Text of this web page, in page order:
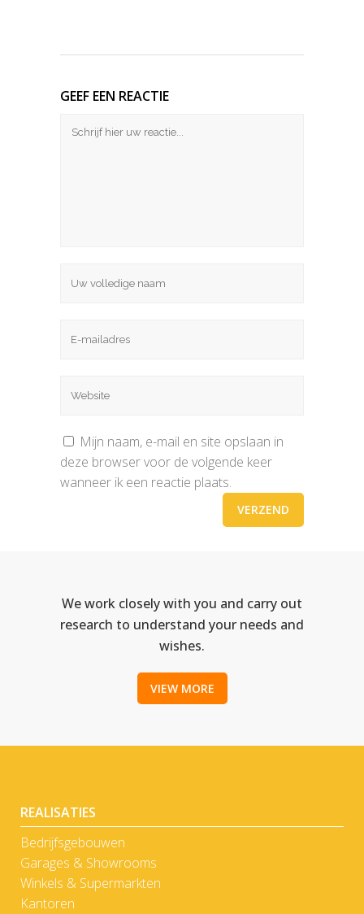
GEEF EEN REACTIE
Mijn naam, e-mail en site opslaan in
deze browser voor de volgende keer
wanneer ik een reactie plaats.
We work closely with you and carry out
research to understand your needs and
wishes.
VIEW MORE
REALISATIES
Bedrijfsgebouwen
Garages & Showrooms
Winkels & Supermarkten
Kantoren